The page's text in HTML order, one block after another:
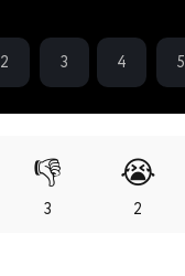
2 3 4 5
👎
3
😭
2